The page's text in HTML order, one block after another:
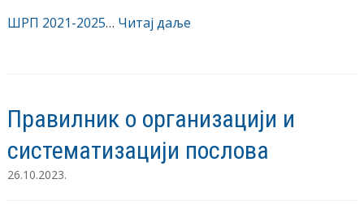
ШРП 2021-2025… Читај даље
Правилник о организацији и
систематизацији послова
26.10.2023.